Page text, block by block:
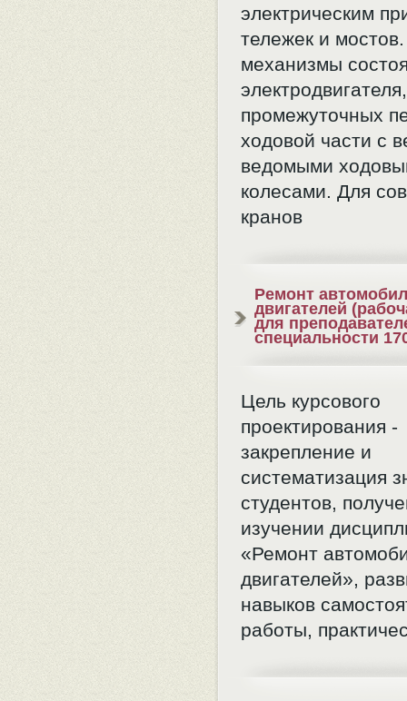
электрическим
тележек и
механизмы
электродвигателя,
промежуточных
ходовой части с
ведомыми
колесами. Для
кранов
Ремонт
двигателей
для
специальности
Цель курсового
проектирования -
закрепление и
систематизация
студентов,
изучении
«Ремонт
двигателей»,
навыков
работы,